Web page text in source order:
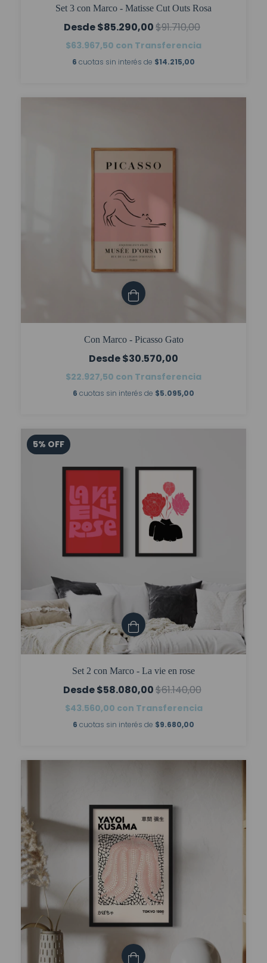
Set 3 con Marco - Matisse Cut Outs Rosa
$85.290,00$91.710,00
$63.967,50 con Transferencia
6 cuotas sin interés de $14.215,00
Con Marco - Picasso Gato
$30.570,00
$22.927,50 con Transferencia
6 cuotas sin interés de $5.095,00
5% OFF
Set 2 con Marco - La vie en rose
$58.080,00$61.140,00
$43.560,00 con Transferencia
6 cuotas sin interés de $9.680,00